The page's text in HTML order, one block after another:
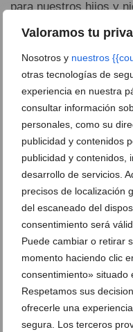
Valoramos tu
Nosotros y nuestros
otras tecnologías de
experiencia en nuestra
consultar información
personales, como su
publicidad y contenidos
publicidad y contenidos,
desarrollo de servicios.
precisos de localización
del escaneado del
consentimiento será
Puede cambiar o retirar
momento haciendo clic
consentimiento» situado
Respetamos sus
ofrecerle una
segura. Los terceros
para nuestros hijos y
ecología política: se
cambiará el mundo y
para garantizar los
población respetando
señaló el ponente.
El ‘crecimiento
contradicción en sí y
y eso hay que
camuflar este hecho
mantener el consumo
Frente a esto lo que
Renta básica para